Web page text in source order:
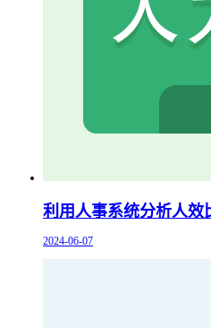
利用人事系统分析人效
2024-06-07